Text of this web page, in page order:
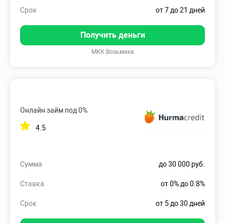
Срок от 7 до 21 дней
Получить деньги
МКК Возьмика
Онлайн займ под 0%
4.5
Сумма до 30 000 руб.
Ставка от 0% до 0.8%
Срок от 5 до 30 дней